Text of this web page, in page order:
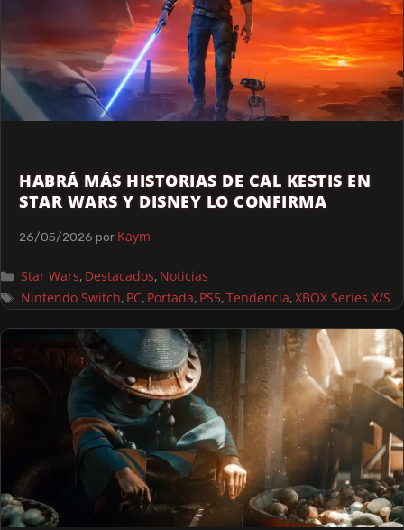
HABRÁ MÁS HISTORIAS DE CAL KESTIS EN
STAR WARS Y DISNEY LO CONFIRMA
26/05/2026 por Kaym
Star Wars, Destacados, Noticias
Nintendo Switch, PC, Portada, PS5,Tendencia,XBOX Series X/S